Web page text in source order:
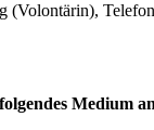
(Volontärin),
Medium